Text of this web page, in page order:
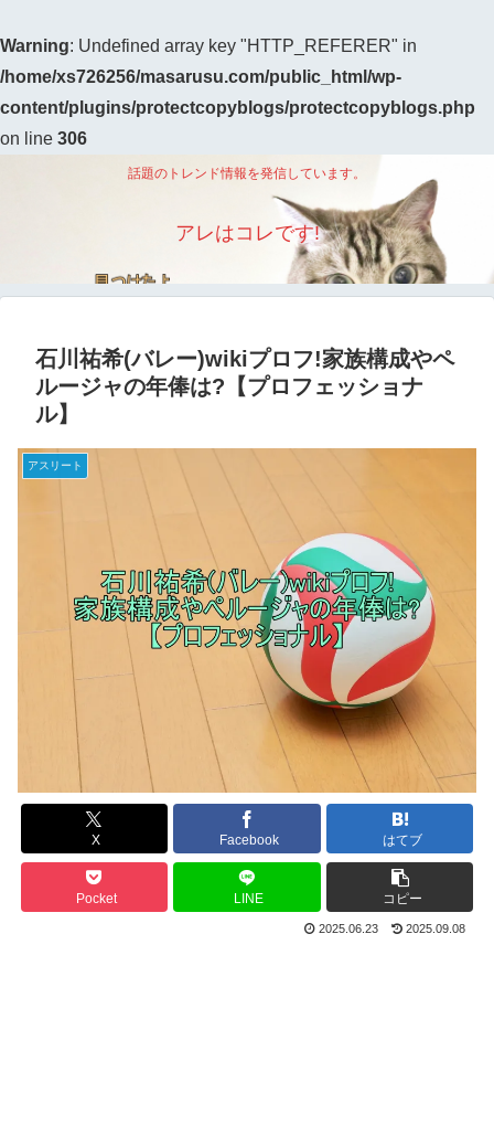
Warning: Undefined array key "HTTP_REFERER" in
/home/xs726256/masarusu.com/public_html/wp-
content/plugins/protectcopyblogs/protectcopyblogs.php
on line 306
話題のトレンド情報を発信しています。
アレはコレです!
石川祐希(バレー)wikiプロフ!家族構成やペ
ルージャの年俸は?【プロフェッショナ
ル】
アスリート
X Facebook はてブ
Pocket LINE コピー
2025.06.23 2025.09.08